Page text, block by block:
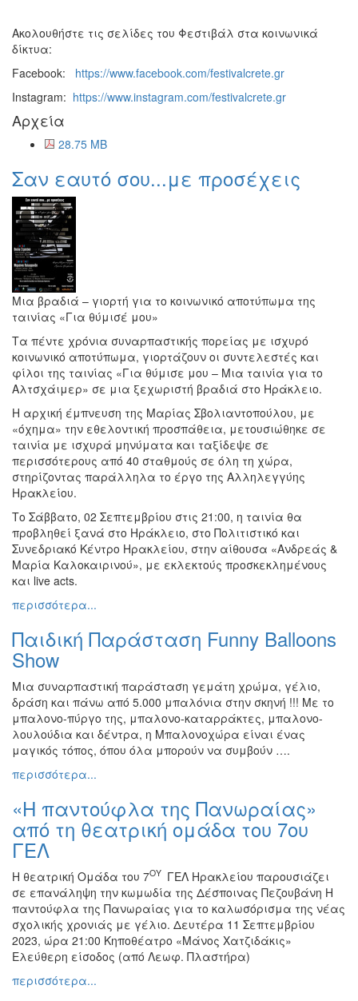
Ακολουθήστε τις σελίδες του Φεστιβάλ στα κοινωνικά
δίκτυα:
Facebook: https://www.facebook.com/festivalcrete.gr
Instagram: https://www.instagram.com/festivalcrete.gr
Αρχεία
28.75 MB
Σαν εαυτό σου...με προσέχεις
Μια βραδιά – γιορτή για το κοινωνικό αποτύπωμα της
ταινίας «Για θύμισέ μου»
Τα πέντε χρόνια συναρπαστικής πορείας με ισχυρό
κοινωνικό αποτύπωμα, γιορτάζουν οι συντελεστές και
φίλοι της ταινίας «Για θύμισε μου – Μια ταινία για το
Αλτσχάιμερ» σε μια ξεχωριστή βραδιά στο Ηράκλειο.
Η αρχική έμπνευση της Μαρίας Σβολιαντοπούλου, με
«όχημα» την εθελοντική προσπάθεια, μετουσιώθηκε σε
ταινία με ισχυρά μηνύματα και ταξίδεψε σε
περισσότερους από 40 σταθμούς σε όλη τη χώρα,
στηρίζοντας παράλληλα το έργο της Αλληλεγγύης
Ηρακλείου.
Το Σάββατο, 02 Σεπτεμβρίου στις 21:00, η ταινία θα
προβληθεί ξανά στο Ηράκλειο, στο Πολιτιστικό και
Συνεδριακό Κέντρο Ηρακλείου, στην αίθουσα «Ανδρεάς &
Μαρία Καλοκαιρινού», με εκλεκτούς προσκεκλημένους
και live acts.
περισσότερα...
Παιδική Παράσταση Funny Balloons
Show
Μια συναρπαστική παράσταση γεμάτη χρώμα, γέλιο,
δράση και πάνω από 5.000 μπαλόνια στην σκηνή !!! Με το
μπαλονο-πύργο της, μπαλονο-καταρράκτες, μπαλονο-
λουλούδια και δέντρα, η Μπαλονοχώρα είναι ένας
μαγικός τόπος, όπου όλα μπορούν να συμβούν ….
περισσότερα...
«Η παντούφλα της Πανωραίας»
από τη θεατρική ομάδα του 7ου
ΓΕΛ
Η θεατρική Ομάδα του 7ΟΥ ΓΕΛ Ηρακλείου παρουσιάζει
σε επανάληψη την κωμωδία της Δέσποινας Πεζουβάνη Η
παντούφλα της Πανωραίας για το καλωσόρισμα της νέας
σχολικής χρονιάς με γέλιο. Δευτέρα 11 Σεπτεμβρίου
2023, ώρα 21:00 Κηποθέατρο «Μάνος Χατζιδάκις»
Ελεύθερη είσοδος (από Λεωφ. Πλαστήρα)
περισσότερα...